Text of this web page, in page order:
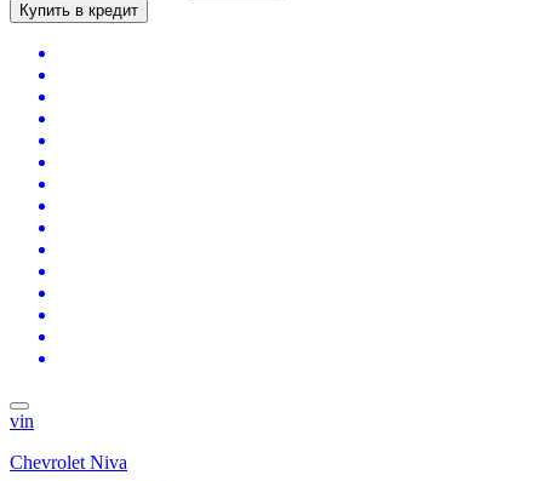
Купить в кредит
vin
Chevrolet Niva